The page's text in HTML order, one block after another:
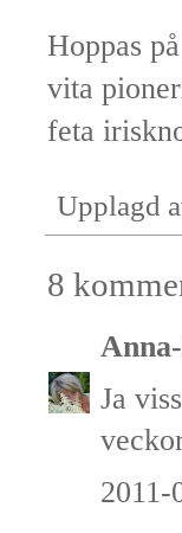
Hoppas
vita
feta
Upplagd
8
Ja
2011-